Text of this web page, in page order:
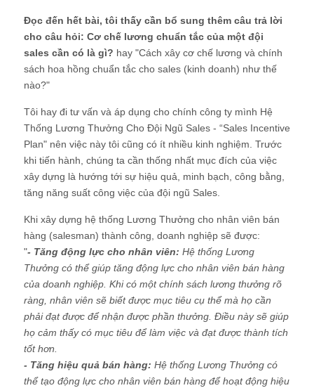
Đọc đến hết bài, tôi thấy cần bổ sung thêm câu trả lời
cho câu hỏi: Cơ chế lương chuẩn tắc của một đội
sales cần có là gì? hay "Cách xây cơ chế lương và chính
sách hoa hồng chuẩn tắc cho sales (kinh doanh) như thế
nào?"
Tôi hay đi tư vấn và áp dụng cho chính công ty mình Hệ
Thống Lương Thưởng Cho Đội Ngũ Sales - “Sales Incentive
Plan" nên việc này tôi cũng có ít nhiều kinh nghiệm. Trước
khi tiến hành, chúng ta cần thống nhất mục đích của việc
xây dựng là hướng tới sự hiệu quả, minh bạch, công bằng,
tăng năng suất công việc của đội ngũ Sales.
Khi xây dựng hệ thống Lương Thưởng cho nhân viên bán
hàng (salesman) thành công, doanh nghiệp sẽ được:
"- Tăng động lực cho nhân viên: Hệ thống Lương
Thưởng có thể giúp tăng động lực cho nhân viên bán hàng
của doanh nghiệp. Khi có một chính sách lương thưởng rõ
ràng, nhân viên sẽ biết được mục tiêu cụ thể mà họ cần
phải đạt được để nhận được phần thưởng. Điều này sẽ giúp
họ cảm thấy có mục tiêu để làm việc và đạt được thành tích
tốt hơn.
- Tăng hiệu quả bán hàng: Hệ thống Lương Thưởng có
thể tạo động lực cho nhân viên bán hàng để hoạt động hiệu